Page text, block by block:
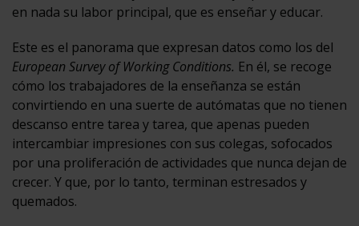
en nada su labor principal, que es enseñar y educar.
Este es el panorama que expresan datos como los del
European Survey of Working Conditions. En él, se recoge
cómo los trabajadores de la enseñanza se están
convirtiendo en una suerte de autómatas que no tienen
descanso entre tarea y tarea, que apenas pueden
intercambiar impresiones con sus colegas, sofocados
por una proliferación de actividades que nunca dejan de
crecer. Y que, por lo tanto, terminan estresados y
quemados.